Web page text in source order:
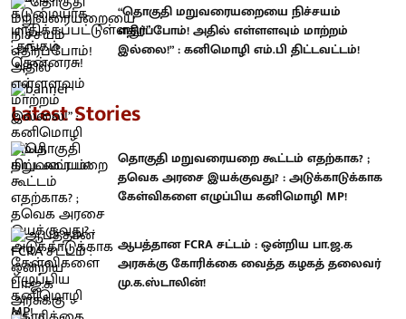
“தொகுதி மறுவரையறையை நிச்சயம்
எதிர்ப்போம்! அதில் எள்ளளவும் மாற்றம்
இல்லை!” : கனிமொழி எம்.பி திட்டவட்டம்!
Latest Stories
தொகுதி மறுவரையறை கூட்டம் எதற்காக? ;
தவெக அரசை இயக்குவது? : அடுக்காடுக்காக
கேள்விகளை எழுப்பிய கனிமொழி MP!
ஆபத்தான FCRA சட்டம் : ஒன்றிய பா.ஜ.க
அரசுக்கு கோரிக்கை வைத்த கழகத் தலைவர்
மு.க.ஸ்டாலின்!